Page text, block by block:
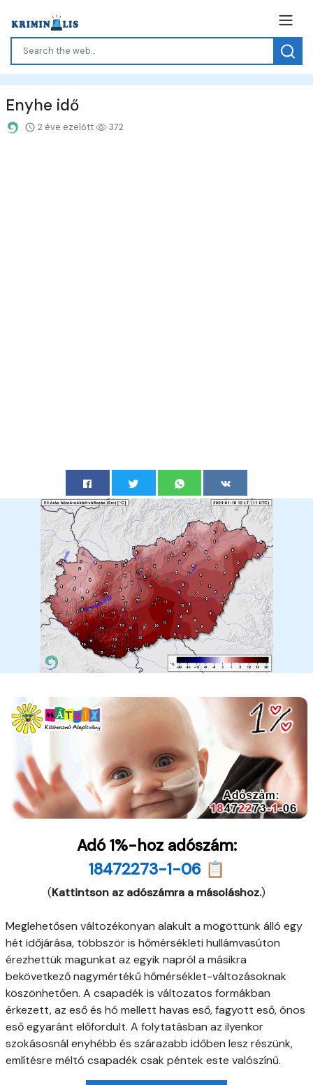
Enyhe idő
2 éve ezelőtt 372
Adó 1%-hoz adószám:
18472273-1-06 📋
(Kattintson az adószámra a másoláshoz.)
Meglehetősen változékonyan alakult a mögöttünk álló egy
hét időjárása, többször is hőmérsékleti hullámvasúton
érezhettük magunkat az egyik napról a másikra
bekövetkező nagymértékű hőmérséklet-változásoknak
köszönhetően. A csapadék is változatos formákban
érkezett, az eső és hó mellett havas eső, fagyott eső, ónos
eső egyaránt előfordult. A folytatásban az ilyenkor
szokásosnál enyhébb és szárazabb időben lesz részünk,
említésre méltó csapadék csak péntek este valószínű.